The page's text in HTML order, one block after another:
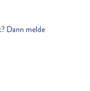
Dann melde